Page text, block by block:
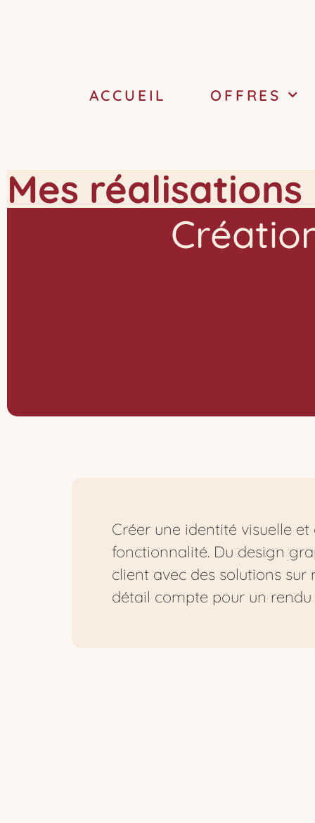
ACCUEIL OFFRES
Mes réalisations
Créer une identité visuelle
fonctionnalité. Du design
client avec des solutions
détail compte pour un